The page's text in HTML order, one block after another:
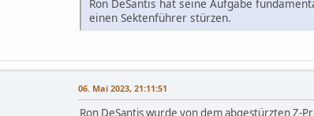
Ron DeSantis hat seine Aufgabe
einen Sektenführer stürzen.
06. Mai 2023, 21:11:51
Ron DeSantis wurde von dem abgestürzten Z-